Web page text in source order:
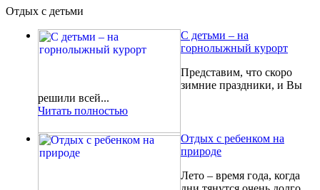
Отдых с детьми
С детьми – на
горнолыжный курорт
Представим, что скоро
зимние праздники, и Вы
решили всей...
Читать полностью
Отдых с ребенком на
природе
Лето – время года, когда